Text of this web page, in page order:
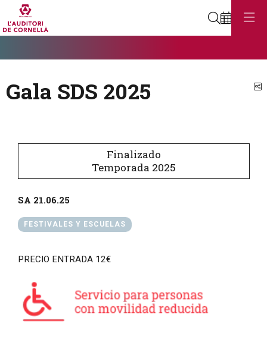
Buscar
Gala SDS 2025
Finalizado
Temporada 2025
SA 21.06.25
FESTIVALES Y ESCUELAS
PRECIO ENTRADA 12€